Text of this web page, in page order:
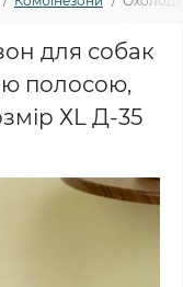
для собак
полосою,
ХL Д-35